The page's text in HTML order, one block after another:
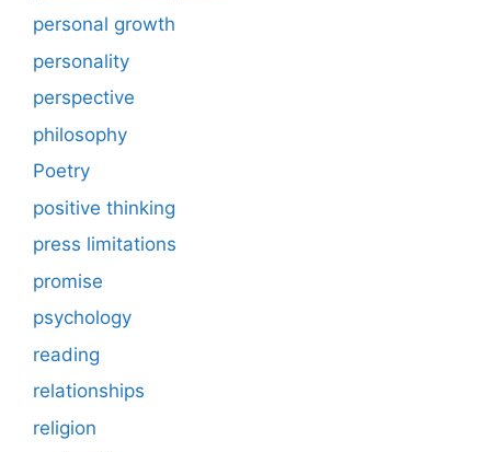
personal growth
personality
perspective
philosophy
Poetry
positive thinking
press limitations
promise
psychology
reading
relationships
religion